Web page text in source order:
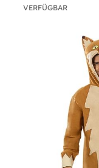
VERFÜGBAR